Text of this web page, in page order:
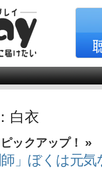
白衣
ピックアップ！ »
」ぼくは元気